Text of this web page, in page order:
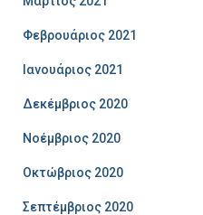
Φεβρουάριος 2021
Ιανουάριος 2021
Δεκέμβριος 2020
Νοέμβριος 2020
Οκτώβριος 2020
Σεπτέμβριος 2020